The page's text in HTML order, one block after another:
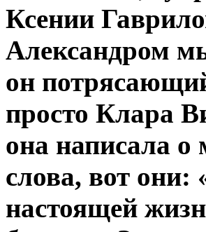
Ксении
Александром
он
просто Клара
она написала
слова, вот они:
настоящей